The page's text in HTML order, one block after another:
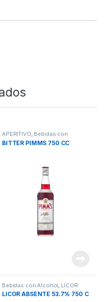
APERITIVO, Bebidas con
Alcohol
BITTER PIMMS 750 CC
Bebidas con Alcohol LICOR
LICOR ABSENTE 53.7% 750 C